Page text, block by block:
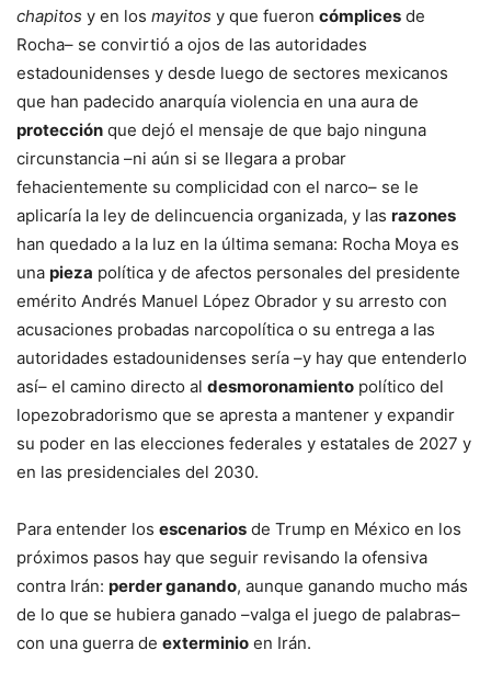
chapitos y en los mayitos y que fueron cómplices de
Rocha– se convirtió a ojos de las autoridades
estadounidenses y desde luego de sectores mexicanos
que han padecido anarquía violencia en una aura de
protección que dejó el mensaje de que bajo ninguna
circunstancia –ni aún si se llegara a probar
fehacientemente su complicidad con el narco– se le
aplicaría la ley de delincuencia organizada, y las razones
han quedado a la luz en la última semana: Rocha Moya es
una pieza política y de afectos personales del presidente
emérito Andrés Manuel López Obrador y su arresto con
acusaciones probadas narcopolítica o su entrega a las
autoridades estadounidenses sería –y hay que entenderlo
así– el camino directo al desmoronamiento político del
lopezobradorismo que se apresta a mantener y expandir
su poder en las elecciones federales y estatales de 2027 y
en las presidenciales del 2030.
Para entender los escenarios de Trump en México en los
próximos pasos hay que seguir revisando la ofensiva
contra Irán: perder ganando, aunque ganando mucho más
de lo que se hubiera ganado –valga el juego de palabras–
con una guerra de exterminio en Irán.